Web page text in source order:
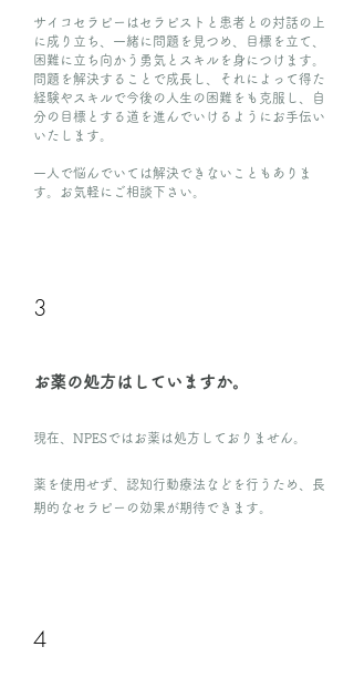
サイコセラピーはセラピストと患者との対話の上
に成り立ち、一緒に問題を見つめ、目標を立て、
困難に立ち向かう勇気とスキルを身につけます。
問題を解決することで成長し、それによって得た
経験やスキルで今後の人生の困難をも克服し、自
分の目標とする道を進んでいけるようにお手伝い
いたします。
一人で悩んでいては解決できないこともありま
す。お気軽にご相談下さい。
3
お薬の処方はしていますか。
現在、NPESではお薬は処方しておりません。
薬を使用せず、認知行動療法などを行うため、長
期的なセラピーの効果が期待できます。
4